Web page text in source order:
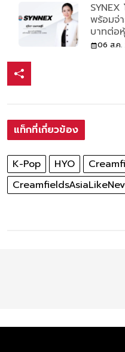
พร้อมจ่
บาทต่อ
06 ส.ค.
แท็กที่เกี่ยวข้อง
K-Pop HYO